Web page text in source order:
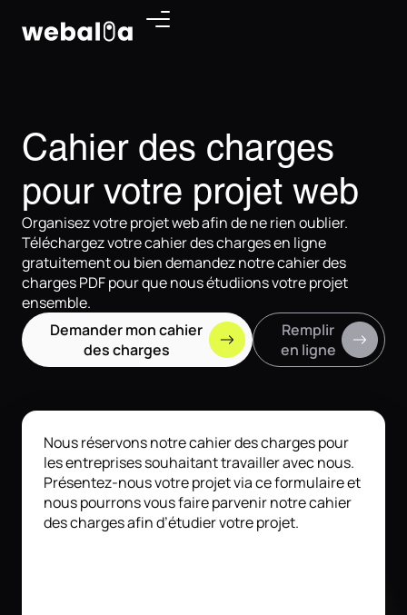
Cahier des charges
pour votre projet web
Organisez votre projet web afin de ne rien oublier.
Téléchargez votre cahier des charges en ligne
gratuitement ou bien demandez notre cahier des
charges PDF pour que nous étudiions votre projet
ensemble.
Demander mon cahier
des charges
Remplir
en ligne
Nous réservons notre cahier des charges pour
les entreprises souhaitant travailler avec nous.
Présentez-nous votre projet via ce formulaire et
nous pourrons vous faire parvenir notre cahier
des charges afin d’étudier votre projet.
Panneau de gestion des cookies